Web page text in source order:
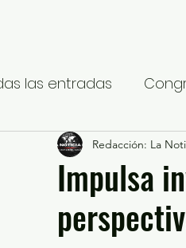
las entradas
Nacional
Educación y Cultura
Impulsa
Redacción: La